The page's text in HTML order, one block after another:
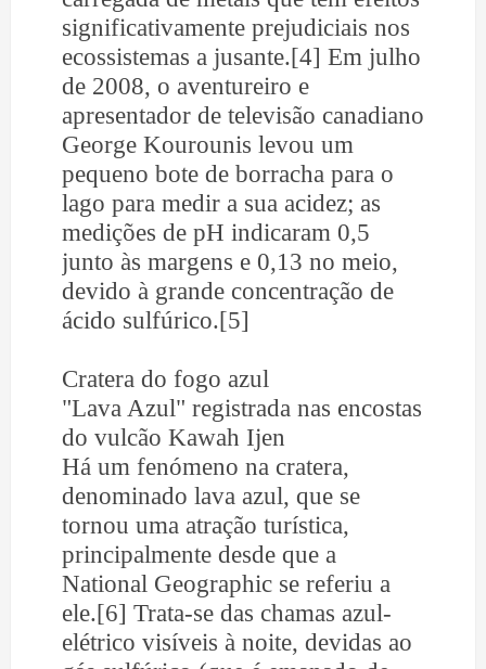
significativamente prejudiciais nos
ecossistemas a jusante.[4] Em julho
de 2008, o aventureiro e
apresentador de televisão canadiano
George Kourounis levou um
pequeno bote de borracha para o
lago para medir a sua acidez; as
medições de pH indicaram 0,5
junto às margens e 0,13 no meio,
devido à grande concentração de
ácido sulfúrico.[5]
Cratera do fogo azul
"Lava Azul" registrada nas encostas
do vulcão Kawah Ijen
Há um fenómeno na cratera,
denominado lava azul, que se
tornou uma atração turística,
principalmente desde que a
National Geographic se referiu a
ele.[6] Trata-se das chamas azul-
elétrico visíveis à noite, devidas ao